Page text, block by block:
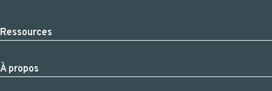
Ressources
À propos